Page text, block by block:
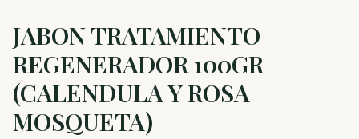
JABON TRATAMIENTO
REGENERADOR 100GR
(CALENDULA Y ROSA
MOSQUETA)